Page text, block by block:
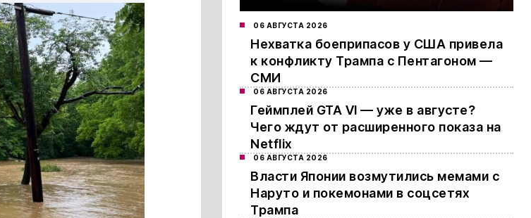
06 АВГУСТА 2026
Нехватка боеприпасов у США привела
к конфликту Трампа с Пентагоном —
СМИ
06 АВГУСТА 2026
Геймплей GTA VI — уже в августе?
Чего ждут от расширенного показа на
Netflix
06 АВГУСТА 2026
Власти Японии возмутились мемами с
Наруто и покемонами в соцсетях
Трампа